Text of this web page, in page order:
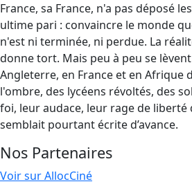
France, sa France, n'a pas déposé
ultime pari : convaincre le monde
n'est ni terminée, ni perdue. La
donne tort. Mais peu à peu se
Angleterre, en France et en Afrique
l'ombre, des lycéens révoltés, des
foi, leur audace, leur rage de
semblait pourtant écrite d’avance.
Nos Partenaires
Voir sur AllocCiné